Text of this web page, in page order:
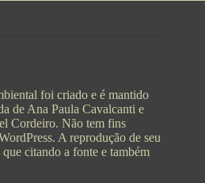
foi criado e é mantido
de Ana Paula Cavalcanti e
Cordeiro. Não tem fins
A reprodução de seu
citando a fonte e também